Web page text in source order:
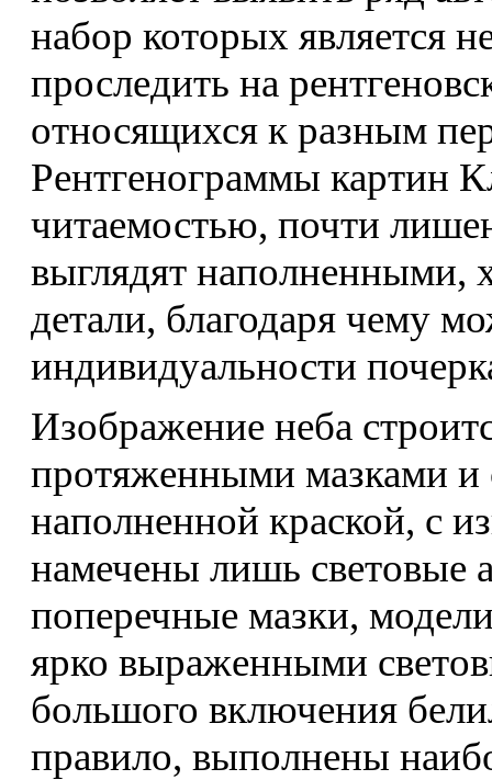
набор которых является
проследить на
относящихся к разным
Рентгенограммы картин
читаемостью, почти
выглядят наполненными,
детали, благодаря чему
индивидуальности
Изображение неба
протяженными мазками
наполненной краской, с
намечены лишь световые
поперечные мазки,
ярко выраженными
большого включения
правило, выполнены